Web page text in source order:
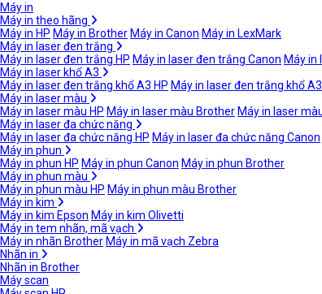
Máy in
Máy in theo hãng
Máy in HP Máy in Brother Máy in Canon Máy in LexMark
Máy in laser đen trắng
Máy in laser đen trắng HP Máy in laser đen trắng Canon Máy in
Máy in laser khổ A3
Máy in laser đen trắng khổ A3 HP Máy in laser đen trắng khổ
Máy in laser màu
Máy in laser màu HP Máy in laser màu Brother Máy in laser
Máy in laser đa chức năng
Máy in laser đa chức năng HP Máy in laser đa chức năng Canon
Máy in phun
Máy in phun HP Máy in phun Canon Máy in phun Brother
Máy in phun màu
Máy in phun màu HP Máy in phun màu Brother
Máy in kim
Máy in kim Epson Máy in kim Olivetti
Máy in tem nhãn, mã vạch
Máy in nhãn Brother Máy in mã vạch Zebra
Nhãn in
Nhãn in Brother
Máy scan